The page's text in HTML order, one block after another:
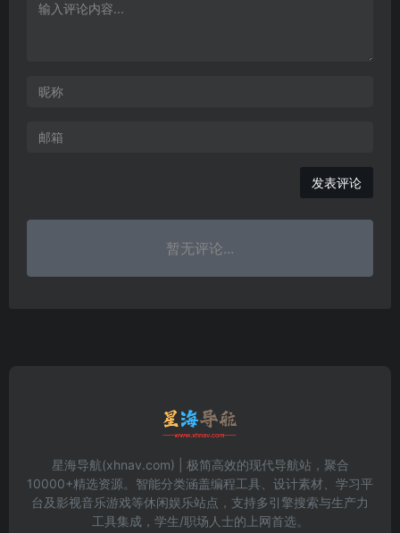
发表评论
暂无评论...
星海导航(xhnav.com) | 极简高效的现代导航站，聚合
10000+精选资源。智能分类涵盖编程工具、设计素材、学习平
台及影视音乐游戏等休闲娱乐站点，支持多引擎搜索与生产力
工具集成，学生/职场人士的上网首选。